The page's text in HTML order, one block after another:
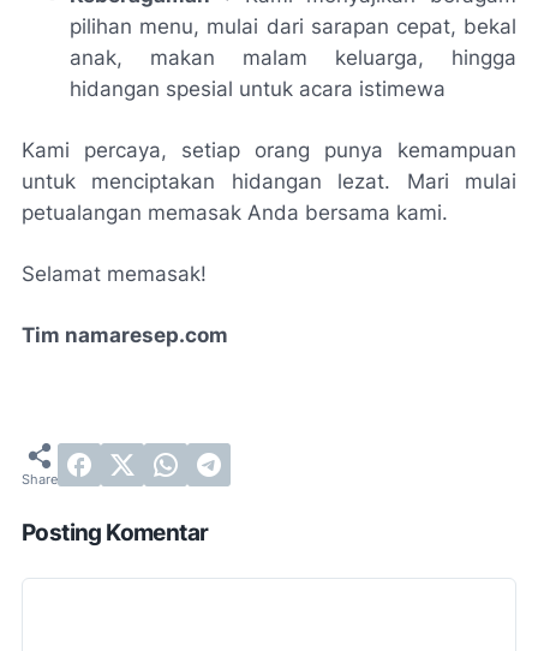
pilihan menu, mulai dari sarapan cepat, bekal
anak, makan malam keluarga, hingga
hidangan spesial untuk acara istimewa
Kami percaya, setiap orang punya kemampuan
untuk menciptakan hidangan lezat. Mari mulai
petualangan memasak Anda bersama kami.
Selamat memasak!
Tim namaresep.com
Posting Komentar